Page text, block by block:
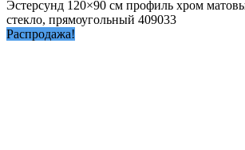
Эстерсунд 120×90 см профиль хром
стекло, прямоугольный 409033
Распродажа!